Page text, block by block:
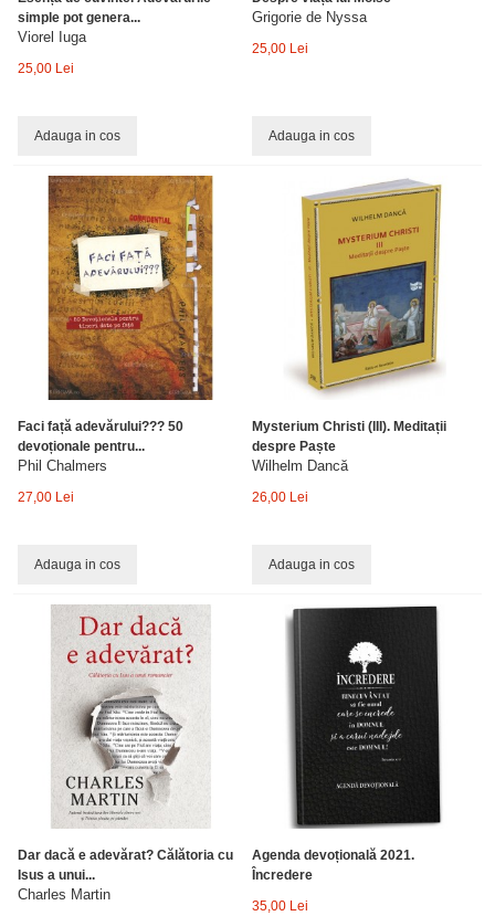
simple pot genera...
Viorel Iuga
25,00 Lei
Adauga in cos
Grigorie de Nyssa
25,00 Lei
Adauga in cos
Faci față adevărului??? 50
devoționale pentru...
Phil Chalmers
27,00 Lei
Adauga in cos
Mysterium Christi (III). Meditații
despre Paște
Wilhelm Dancă
26,00 Lei
Adauga in cos
Dar dacă e adevărat? Călătoria cu
Isus a unui...
Charles Martin
Agenda devoțională 2021.
Încredere
35,00 Lei